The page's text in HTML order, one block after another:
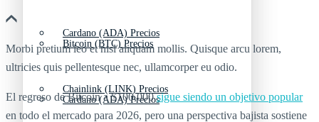
Cardano (ADA) Precios
Chainlink (LINK) Precios
Bitcoin (BTC) Precios
Cardano (ADA) Precios
Morbi pretium leo et nisl aliquam mollis. Quisque arcu lorem,
ultricies quis pellentesque nec, ullamcorper eu odio.
El regreso de Bitcoin a $100,000sigue siendo un objetivo popular
en todo el mercado para 2026, pero una perspectiva bajista sostiene